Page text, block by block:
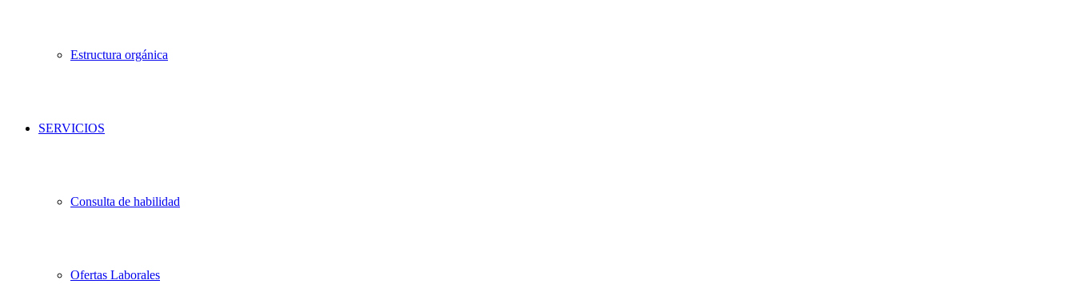
Estructura orgánica
SERVICIOS
Consulta de habilidad
Ofertas Laborales